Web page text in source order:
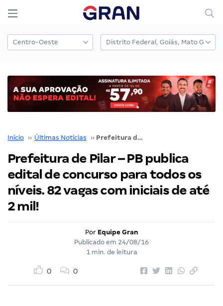
Início ›› Últimas Notícias ›› Prefeitura de Pilar – PB publica edital de concurso para todos os níveis. 82 vagas com iniciais de até 2 mil!
Prefeitura de Pilar – PB publica
edital de concurso para todos os
níveis. 82 vagas com iniciais de até
2 mil!
Por Equipe Gran
Publicado em 24/08/16
1 min. de leitura
0 0